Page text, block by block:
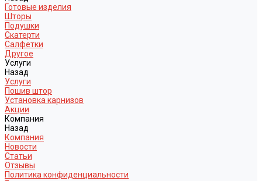
Готовые изделия
Шторы
Подушки
Скатерти
Салфетки
Другое
Услуги
Назад
Услуги
Пошив штор
Установка карнизов
Акции
Компания
Назад
Компания
Новости
Статьи
Отзывы
Политика конфиденциальности